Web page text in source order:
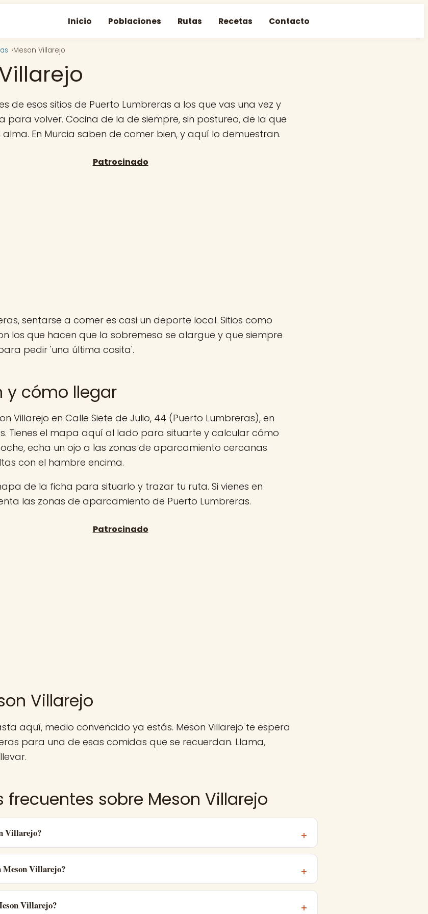
Inicio Poblaciones Rutas Recetas Contacto
Meson Villarejo
de esos sitios de Puerto Lumbreras a los que vas una vez y
para volver. Cocina de la de siempre, sin postureo, de la que
En Murcia saben de comer bien, y aquí lo demuestran.
sentarse a comer es casi un deporte local. Sitios como
los que hacen que la sobremesa se alargue y que siempre
pedir 'una última cosita'.
y cómo llegar
Villarejo en Calle Siete de Julio, 44 (Puerto Lumbreras), en
Tienes el mapa aquí al lado para situarte y calcular cómo
echa un ojo a las zonas de aparcamiento cercanas
con el hambre encima.
de la ficha para situarlo y trazar tu ruta. Si vienes en
las zonas de aparcamiento de Puerto Lumbreras.
Villarejo
aquí, medio convencido ya estás. Meson Villarejo te espera
para una de esas comidas que se recuerdan. Llama,
frecuentes sobre Meson Villarejo
Villarejo?
Meson Villarejo?
Villarejo?